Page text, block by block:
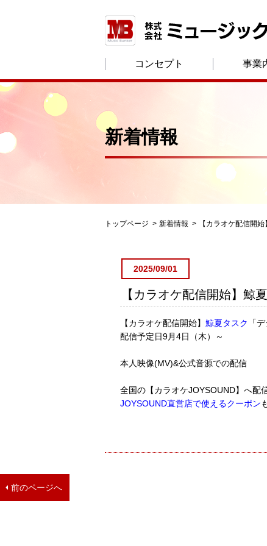
コンセプト 事業
新着情報
トップページ 新着情報 【カラオケ配信開
2025/09/01
【カラオケ配信開始】鯨
【カラオケ配信開始】 鯨夏タスク
「
配信予定日9月4日（木）～
本人映像(MV)&公式音源での配信
全国の【カラオケJOYSOUND】へ配
JOYSOUND直営店で使えるクーポン
前のページへ